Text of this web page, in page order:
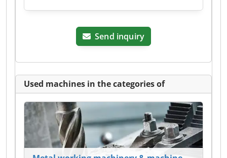
Send inquiry
Used machines in the categories of